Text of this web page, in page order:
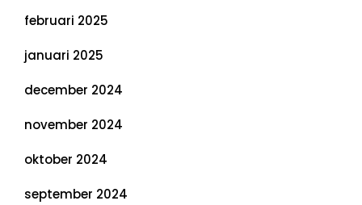
februari 2025
januari 2025
december 2024
november 2024
oktober 2024
september 2024